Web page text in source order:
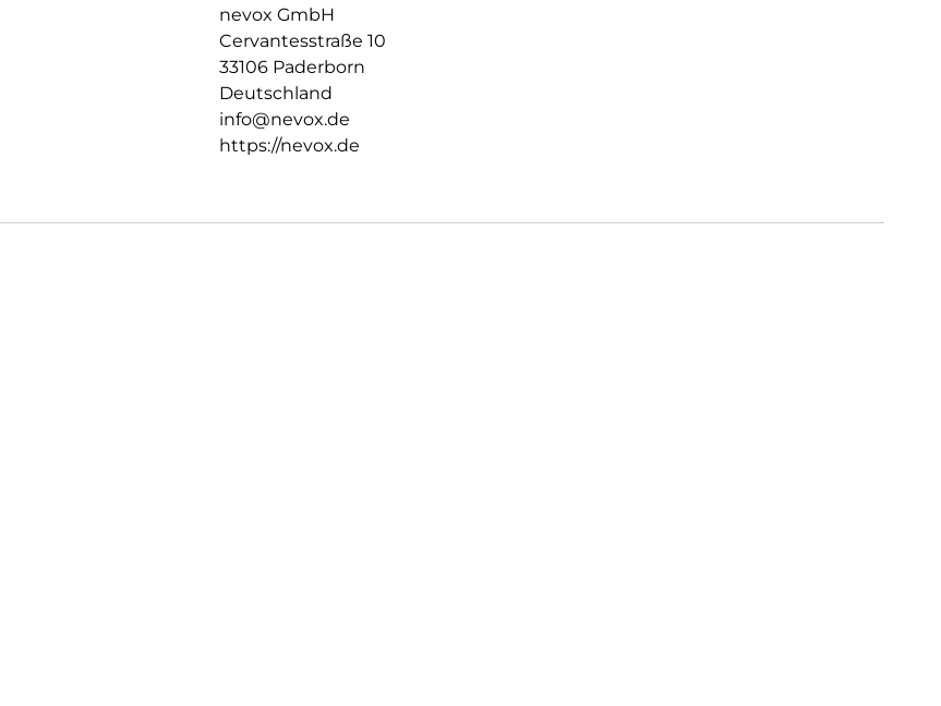
nevox GmbH
Cervantesstraße 10
33106 Paderborn
Deutschland
info@nevox.de
https://nevox.de